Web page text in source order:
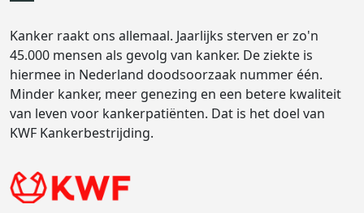
Kanker raakt ons allemaal. Jaarlijks sterven er zo'n
45.000 mensen als gevolg van kanker. De ziekte is
hiermee in Nederland doodsoorzaak nummer één.
Minder kanker, meer genezing en een betere kwaliteit
van leven voor kankerpatiënten. Dat is het doel van
KWF Kankerbestrijding.